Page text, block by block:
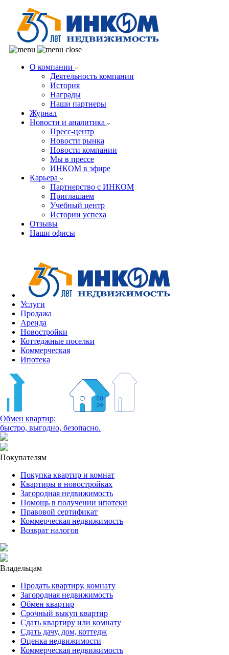
О компании
Деятельность компании
История
Награды
Наши партнеры
Журнал
Новости и аналитика
Пресс-центр
Новости рынка
Новости компании
Мы в прессе
ИНКОМ в эфире
Карьера
Партнерство с ИНКОМ
Приглашаем
Учебный центр
Истории успеха
Отзывы
Наши офисы
Услуги
Продажа
Аренда
Новостройки
Коттеджные поселки
Коммерческая
Ипотека
Обмен квартир:
быстро, выгодно, безопасно.
Покупателям
Покупка квартир и комнат
Квартиры в новостройках
Загородная недвижимость
Помощь в получении ипотеки
Правовой сертификат
Коммерческая недвижимость
Возврат налогов
Владельцам
Продать квартиру, комнату
Загородная недвижимость
Обмен квартир
Срочный выкуп квартир
Сдать квартиру или комнату
Сдать дачу, дом, коттедж
Оценка недвижимости
Коммерческая недвижимость